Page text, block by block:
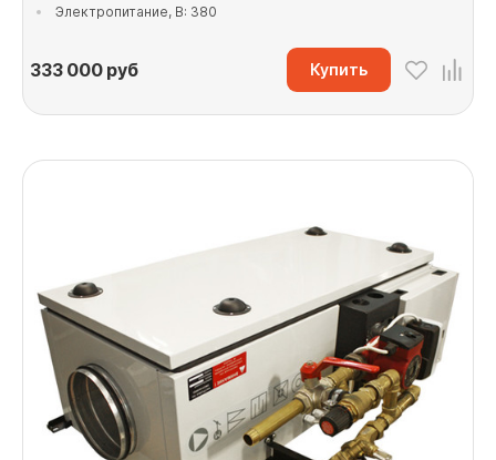
Электропитание, В: 380
333 000руб Купить